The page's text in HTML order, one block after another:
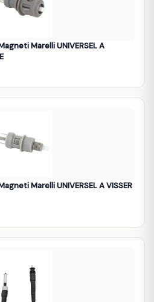
Marelli UNIVERSEL A
Marelli UNIVERSEL A VISSER